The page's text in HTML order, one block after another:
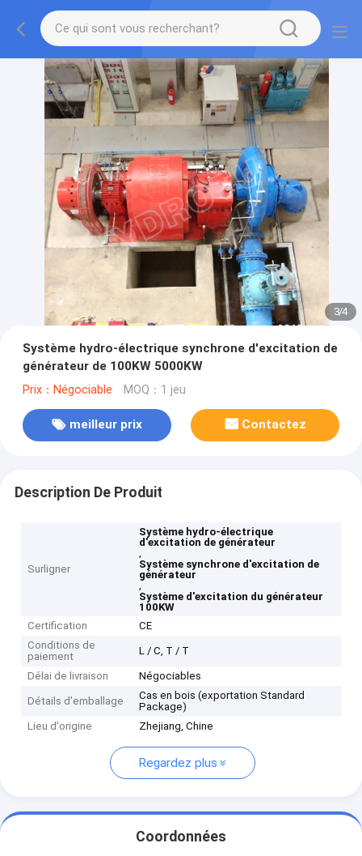
3/4
Système hydro-électrique synchrone d'excitation de
générateur de 100KW 5000KW
Prix：Négociable MOQ：1 jeu
meilleur prix Contactez
Description De Produit
Surligner
Système hydro-électrique
d'excitation de générateur
,
Système synchrone d'excitation de
générateur
,
Système d'excitation du générateur
100KW
Certification
CE
Conditions de
paiement
L / C, T / T
Délai de livraison Négociables
Détails d'emballage
Cas en bois (exportation Standard
Package)
Lieu d'origine
Zhejiang, Chine
Regardez plus
Coordonnées